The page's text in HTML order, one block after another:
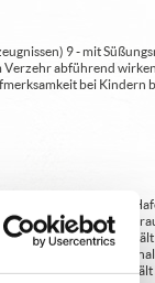
9 - mit
abführend
bei Kindern
Getreide /
Erdnüsse und
Erzeugnisse H1 -
H4 - enthält
/ Paranüsse H7 -